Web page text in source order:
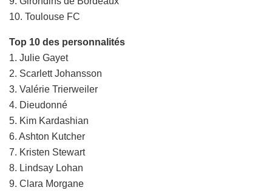
10. Toulouse FC
Top 10 des personnalités
1. Julie Gayet
2. Scarlett Johansson
3. Valérie Trierweiler
4. Dieudonné
5. Kim Kardashian
6. Ashton Kutcher
7. Kristen Stewart
8. Lindsay Lohan
9. Clara Morgane